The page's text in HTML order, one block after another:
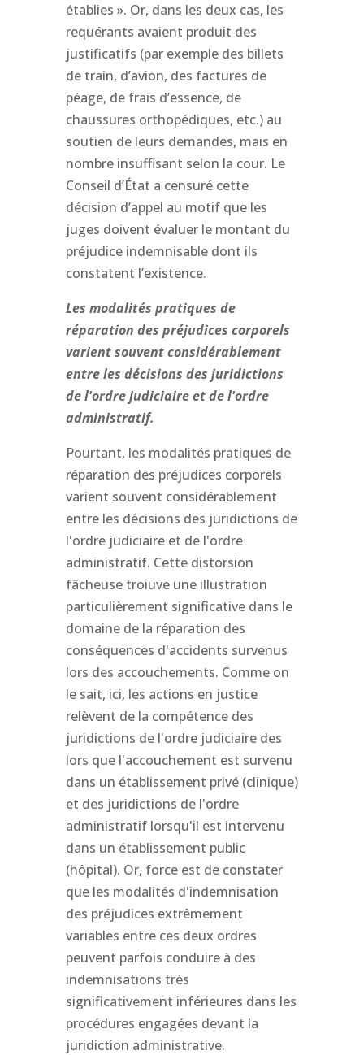
établies ». Or, dans les deux cas, les
requérants avaient produit des
justificatifs (par exemple des billets
de train, d’avion, des factures de
péage, de frais d’essence, de
chaussures orthopédiques, etc.) au
soutien de leurs demandes, mais en
nombre insuffisant selon la cour. Le
Conseil d’État a censuré cette
décision d’appel au motif que les
juges doivent évaluer le montant du
préjudice indemnisable dont ils
constatent l’existence.
Les modalités pratiques de
réparation des préjudices corporels
varient souvent considérablement
entre les décisions des juridictions
de l'ordre judiciaire et de l'ordre
administratif.
Pourtant, les modalités pratiques de
réparation des préjudices corporels
varient souvent considérablement
entre les décisions des juridictions de
l'ordre judiciaire et de l'ordre
administratif. Cette distorsion
fâcheuse troiuve une illustration
particulièrement significative dans le
domaine de la réparation des
conséquences d'accidents survenus
lors des accouchements. Comme on
le sait, ici, les actions en justice
relèvent de la compétence des
juridictions de l'ordre judiciaire des
lors que l'accouchement est survenu
dans un établissement privé (clinique)
et des juridictions de l'ordre
administratif lorsqu'il est intervenu
dans un établissement public
(hôpital). Or, force est de constater
que les modalités d'indemnisation
des préjudices extrêmement
variables entre ces deux ordres
peuvent parfois conduire à des
indemnisations très
significativement inférieures dans les
procédures engagées devant la
juridiction administrative.